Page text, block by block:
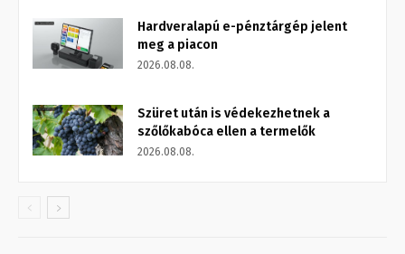
Hardveralapú e-pénztárgép jelent
meg a piacon
2026.08.08.
Szüret után is védekezhetnek a
szőlőkabóca ellen a termelők
2026.08.08.